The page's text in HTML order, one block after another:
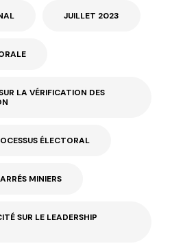
JUILLET 2023
LA VÉRIFICATION DES
ÉLECTORAL
MINIERS
SUR LE LEADERSHIP